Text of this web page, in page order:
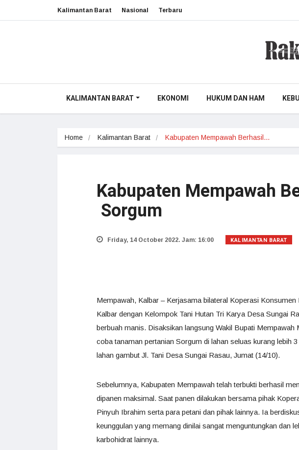
Kalimantan Barat Nasional Terbaru
KALIMANTAN BARAT EKONOMI HUKUM DAN HAM
Home Kalimantan Barat Kabupaten Mempawah Berhasil…
Kabupaten Mempawah
Sorgum
Friday, 14 October 2022. Jam: 16:00 KALIMANTAN BARAT
Mempawah, Kalbar – Kerjasama bilateral Koperasi
Kalbar dengan Kelompok Tani Hutan Tri Karya Desa Sungai
berbuah manis. Disaksikan langsung Wakil Bupati Mempawah
coba tanaman pertanian Sorgum di lahan seluas kurang lebih
lahan gambut Jl. Tani Desa Sungai Rasau, Jumat (14/10).
Sebelumnya, Kabupaten Mempawah telah terbukti berhasil
dipanen maksimal. Saat panen dilakukan bersama pihak
Pinyuh Ibrahim serta para petani dan pihak lainnya. Ia
keunggulan yang memang dinilai sangat menguntungkan dan
karbohidrat lainnya.